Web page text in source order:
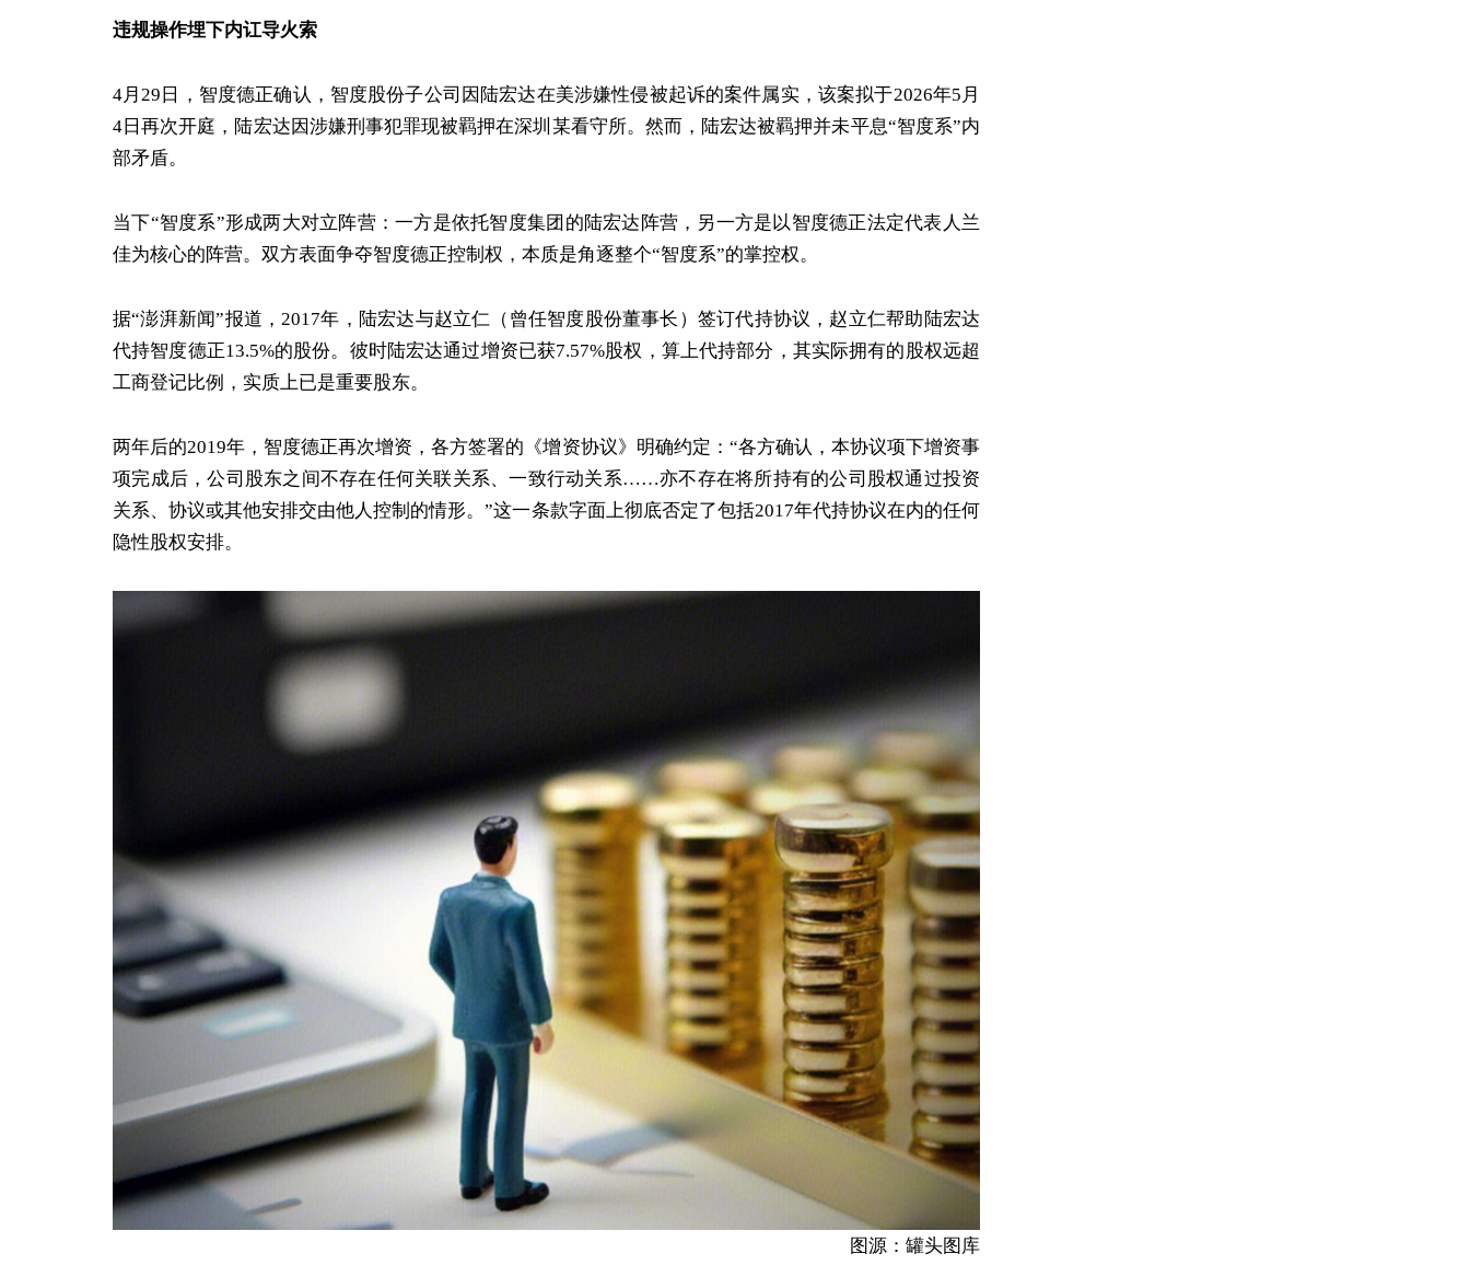
违规操作埋下内讧导火索
4月29日，智度德正确认，智度股份子公司因陆宏达在美涉嫌性侵被起诉的案件属实，该案拟于2026年5月
4日再次开庭，陆宏达因涉嫌刑事犯罪现被羁押在深圳某看守所。然而，陆宏达被羁押并未平息“智度系”内
部矛盾。
当下“智度系”形成两大对立阵营：一方是依托智度集团的陆宏达阵营，另一方是以智度德正法定代表人兰
佳为核心的阵营。双方表面争夺智度德正控制权，本质是角逐整个“智度系”的掌控权。
据“澎湃新闻”报道，2017年，陆宏达与赵立仁（曾任智度股份董事长）签订代持协议，赵立仁帮助陆宏达
代持智度德正13.5%的股份。彼时陆宏达通过增资已获7.57%股权，算上代持部分，其实际拥有的股权远超
工商登记比例，实质上已是重要股东。
两年后的2019年，智度德正再次增资，各方签署的《增资协议》明确约定：“各方确认，本协议项下增资事
项完成后，公司股东之间不存在任何关联关系、一致行动关系……亦不存在将所持有的公司股权通过投资
关系、协议或其他安排交由他人控制的情形。”这一条款字面上彻底否定了包括2017年代持协议在内的任何
隐性股权安排。
图源：罐头图库